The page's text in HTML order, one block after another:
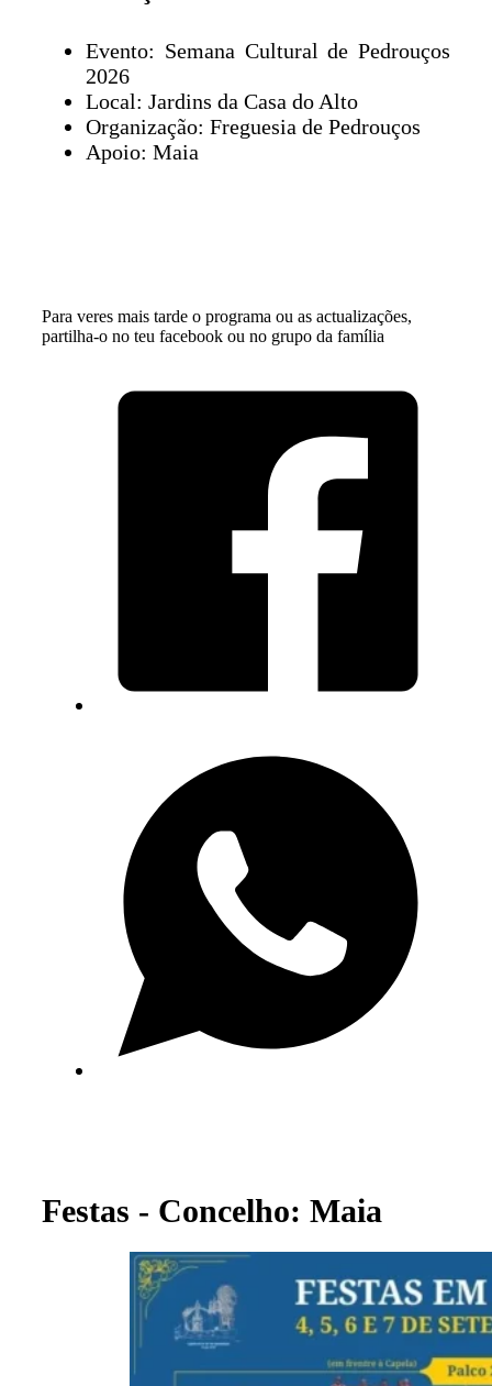
Evento: Semana Cultural de Pedrouços
2026
Local: Jardins da Casa do Alto
Organização: Freguesia de Pedrouços
Apoio: Maia
Para veres mais tarde o programa ou as actualizações,
partilha-o no teu facebook ou no grupo da família
Festas - Concelho: Maia